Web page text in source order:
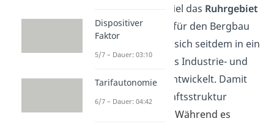
Während zum Beispiel das Ruhrgebiet
bis in die 60er Jahre für den Bergbau
bekannt war, hat es sich seitdem in ein
hochtechnologisches Industrie- und
Forschungsgebiet entwickelt. Damit
hat sich die Wirtschaftsstruktur
komplett
. Während es
Dispositiver
Faktor
5/7 – Dauer: 03:10
Tarifautonomie
6/7 – Dauer: 04:42